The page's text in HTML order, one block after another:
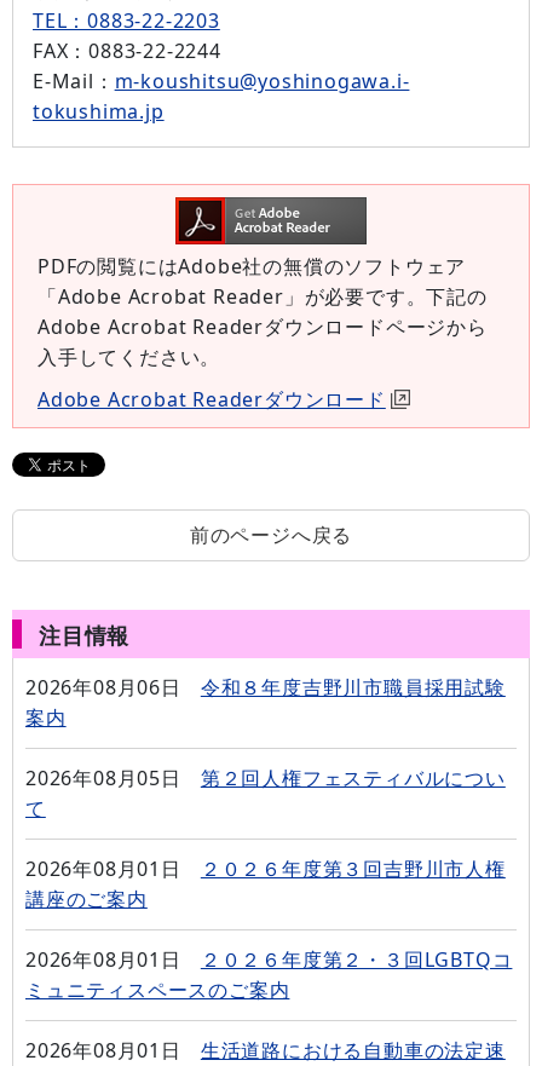
TEL：0883-22-2203
FAX ：0883-22-2244
E-Mail ： m-koushitsu@yoshinogawa.i-
tokushima.jp
PDFの閲覧にはAdobe社の無償のソフトウェア
「Adobe Acrobat Reader」が必要です。下記の
Adobe Acrobat Readerダウンロードページから
入手してください。
Adobe Acrobat Readerダウンロード
前のページへ戻る
注目情報
2026年08月06日
令和８年度吉野川市職員採用試験
案内
2026年08月05日
第２回人権フェスティバルについ
て
2026年08月01日
２０２６年度第３回吉野川市人権
講座のご案内
2026年08月01日
２０２６年度第２・３回LGBTQコ
ミュニティスペースのご案内
2026年08月01日
生活道路における自動車の法定速